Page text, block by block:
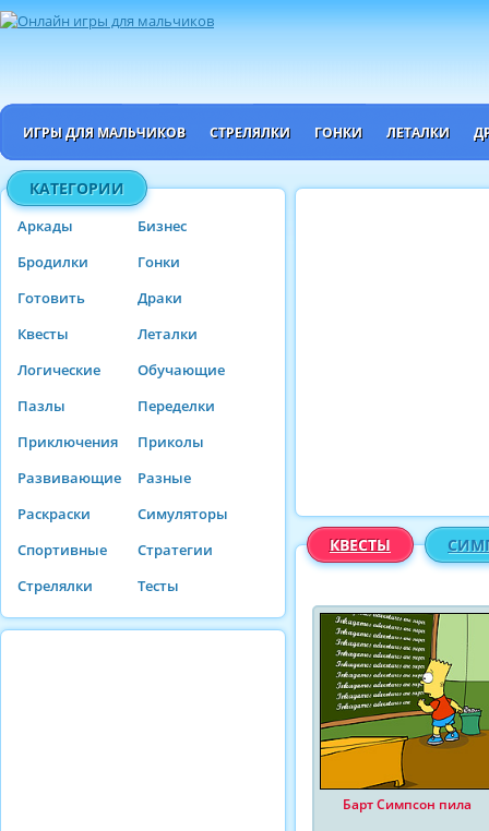
ИГРЫ ДЛЯ МАЛЬЧИКОВ СТРЕЛЯЛКИ ГОНКИ ЛЕТАЛКИ
КАТЕГОРИИ
Аркады
Бизнес
Бродилки
Гонки
Готовить
Драки
Квесты
Леталки
Логические
Обучающие
Пазлы
Переделки
Приключения
Приколы
Развивающие
Разные
Раскраски
Симуляторы
Спортивные
Стратегии
Стрелялки
Тесты
КВЕСТЫ
Барт Симпсон пила